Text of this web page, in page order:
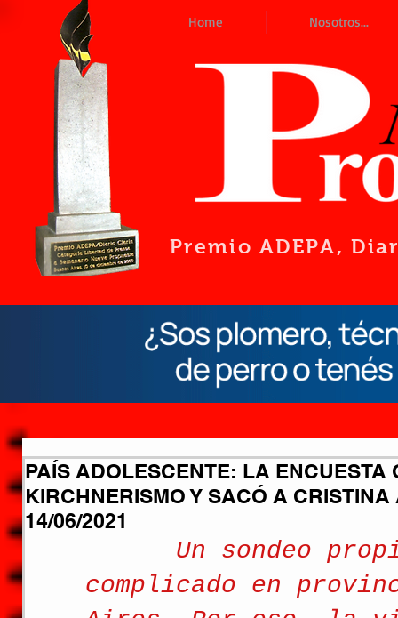
Home Nosotros...
Premio ADEPA,
PAÍS ADOLESCENTE: LA ENCUESTA
KIRCHNERISMO Y SACÓ A
14/06/2021
Un sondeo
complicado en